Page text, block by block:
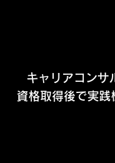
キャリアコンサ
資格取得後で実